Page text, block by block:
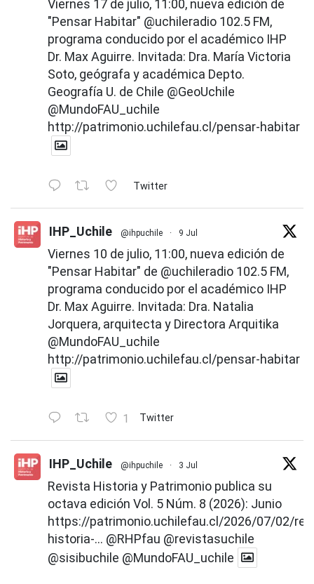
Viernes 17 de julio, 11:00, nueva edición de
"Pensar Habitar" @uchileradio 102.5 FM,
programa conducido por el académico IHP
Dr. Max Aguirre. Invitada: Dra. María Victoria
Soto, geógrafa y académica Depto.
Geografía U. de Chile @GeoUchile
@MundoFAU_uchile
http://patrimonio.uchilefau.cl/pensar-habitar
Twitter
IHP_Uchile @ihpuchile · 9 Jul
Viernes 10 de julio, 11:00, nueva edición de
"Pensar Habitar" de @uchileradio 102.5 FM,
programa conducido por el académico IHP
Dr. Max Aguirre. Invitada: Dra. Natalia
Jorquera, arquitecta y Directora Arquitika
@MundoFAU_uchile
http://patrimonio.uchilefau.cl/pensar-habitar
1 Twitter
IHP_Uchile @ihpuchile · 3 Jul
Revista Historia y Patrimonio publica su
octava edición Vol. 5 Núm. 8 (2026): Junio
https://patrimonio.uchilefau.cl/2026/07/02/
historia-... @RHPfau @revistasuchile
@sisibuchile @MundoFAU_uchile